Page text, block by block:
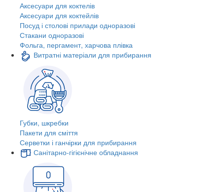
Аксесуари для коктелів
Аксесуари для коктейлів
Посуд і столові прилади одноразові
Стакани одноразові
Фольга, пергамент, харчова плівка
Витратні матеріали для прибирання
Губки, шкребки
Пакети для сміття
Серветки і ганчірки для прибирання
Санітарно-гігієнічне обладнання